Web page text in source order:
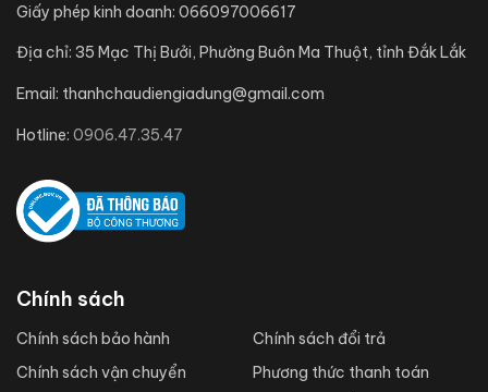
Giấy phép kinh doanh: 066097006617
Địa chỉ: 35 Mạc Thị Bưởi, Phường Buôn Ma Thuột, tỉnh Đắk Lắk
Email: thanhchaudiengiadung@gmail.com
Hotline: 0906.47.35.47
Chính sách
Chính sách bảo hành
Chính sách vận chuyển
Chính sách đổi trả
Phương thức thanh toán